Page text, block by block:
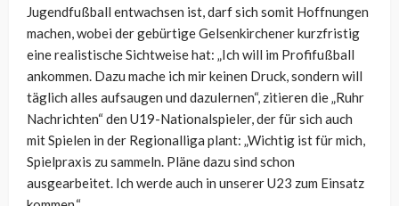
Jugendfußball entwachsen ist, darf sich somit Hoffnungen
machen, wobei der gebürtige Gelsenkirchener kurzfristig
eine realistische Sichtweise hat: „Ich will im Profifußball
ankommen. Dazu mache ich mir keinen Druck, sondern will
täglich alles aufsaugen und dazulernen“, zitieren die „Ruhr
Nachrichten“ den U19-Nationalspieler, der für sich auch
mit Spielen in der Regionalliga plant: „Wichtig ist für mich,
Spielpraxis zu sammeln. Pläne dazu sind schon
ausgearbeitet. Ich werde auch in unserer U23 zum Einsatz